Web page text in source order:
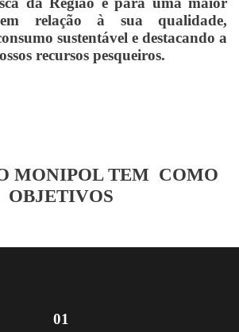
em relação à sua qualidade,
sustentável e destacando a
recursos pesqueiros.
MONIPOL TEM COMO
OBJETIVOS
01